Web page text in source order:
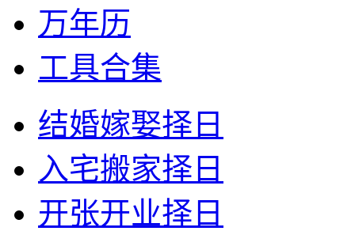
万年历
工具合集
结婚嫁娶择日
入宅搬家择日
开张开业择日